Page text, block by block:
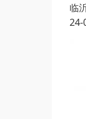
临
24-